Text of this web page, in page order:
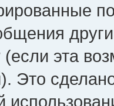
эта
Это